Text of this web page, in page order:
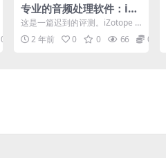
0.1
专业的音频处理软件：iZo
tope Ozone 10 Advanc
ed Mac/PC (臭氧10)
这是一篇迟到的评测。iZotope O
zone 10早在2022年9月即发售。
相...2 年前 0 0 66 0.1